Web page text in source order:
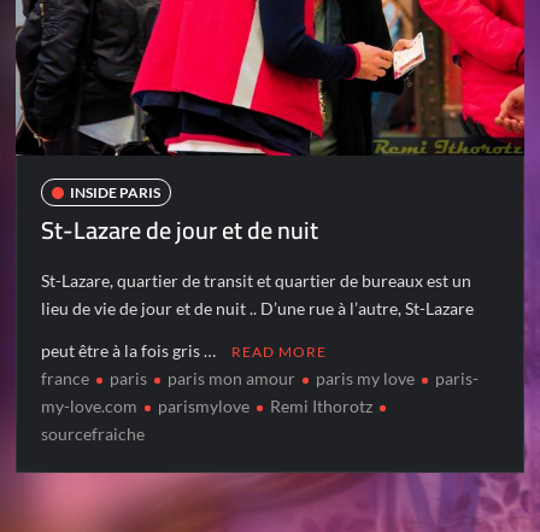
INSIDE PARIS
St-Lazare de jour et de nuit
St-Lazare, quartier de transit et quartier de bureaux est un
lieu de vie de jour et de nuit .. D’une rue à l’autre, St-Lazare
peut être à la fois gris … READ MORE
france paris paris mon amour paris my love
paris-
my-love.com
parismylove
Remi Ithorotz
sourcefraiche